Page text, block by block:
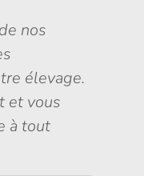
nos
élevage.
et vous
à tout